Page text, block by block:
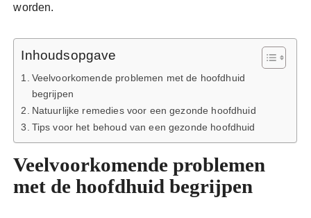
worden.
Inhoudsopgave
Veelvoorkomende problemen met de hoofdhuid
begrijpen
Natuurlijke remedies voor een gezonde hoofdhuid
Tips voor het behoud van een gezonde hoofdhuid
Veelvoorkomende problemen
met de hoofdhuid begrijpen